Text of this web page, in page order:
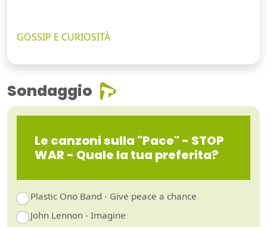
GOSSIP E CURIOSITÀ
Sondaggio
Le canzoni sulla "Pace" - STOP
WAR - Quale la tua preferita?
Plastic Ono Band - Give peace a chance
John Lennon - Imagine